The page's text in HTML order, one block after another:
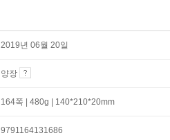
2019년 06월 20일
양장
164쪽 | 480g | 140*210*20mm
9791164131686